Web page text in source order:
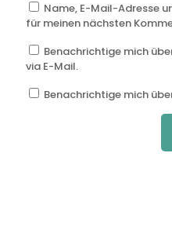
Name, E-Mail-Adresse
für meinen nächsten
Benachrichtige mich
via E-Mail.
Benachrichtige mich